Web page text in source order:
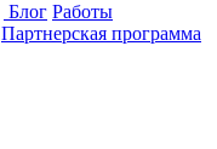
Блог Работы
Партнерская программа